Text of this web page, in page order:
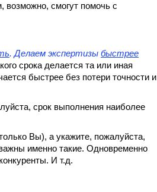
смогут помочь с
. Делаем экспертизы быстрее
срока делается та или иная
быстрее без потери точности и
срок выполнения наиболее
Вы), а укажите, пожалуйста,
именно такие. Одновременно
И т.д.